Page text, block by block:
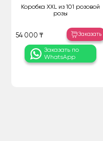
Коробка XXL из 101 розовой
розы
54 000 ₸ Заказать
Заказать по
WhatsApp